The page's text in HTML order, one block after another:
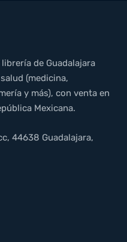
de Guadalajara
(medicina,
y más), con venta en
Mexicana.
44638 Guadalajara,